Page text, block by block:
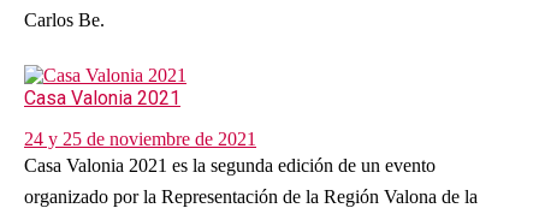
Carlos Be.
Casa Valonia 2021
24 y 25 de noviembre de 2021
Casa Valonia 2021 es la segunda edición de un evento
organizado por la Representación de la Región Valona de la